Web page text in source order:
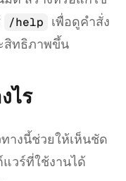
/help
เพื่อดูคำสั่ง
สิทธิภาพขึ้น
ไร
ทางนี้ช่วยให้เห็นชัด
วร์ที่ใช้งานได้